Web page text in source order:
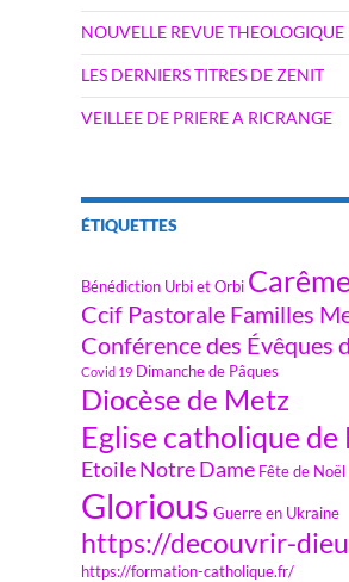
NOUVELLE REVUE THEOLOGIQUE
LES DERNIERS TITRES DE ZENIT
VEILLEE DE PRIERE A RICRANGE
ÉTIQUETTES
Bénédiction Urbi et Orbi Carême
Ccif Pastorale Familles
Conférence des Évêques
Covid 19 Dimanche de Pâques
Diocèse de Metz
Eglise catholique de
Etoile Notre Dame Fête de Noël
Glorious Guerre en Ukraine
https://decouvrir-
https://formation-catholique.fr/